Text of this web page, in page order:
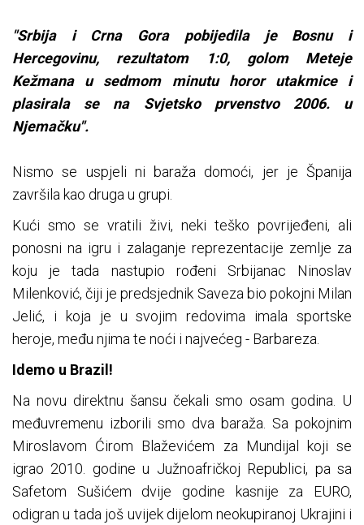
"Srbija i Crna Gora pobijedila je Bosnu i
Hercegovinu, rezultatom 1:0, golom Meteje
Kežmana u sedmom minutu horor utakmice i
plasirala se na Svjetsko prvenstvo 2006. u
Njemačku".
Nismo se uspjeli ni baraža domoći, jer je Španija
završila kao druga u grupi.
Kući smo se vratili živi, neki teško povrijeđeni, ali
ponosni na igru i zalaganje reprezentacije zemlje za
koju je tada nastupio rođeni Srbijanac Ninoslav
Milenković, čiji je predsjednik Saveza bio pokojni Milan
Jelić, i koja je u svojim redovima imala sportske
heroje, među njima te noći i najvećeg - Barbareza.
Idemo u Brazil!
Na novu direktnu šansu čekali smo osam godina. U
međuvremenu izborili smo dva baraža. Sa pokojnim
Miroslavom Ćirom Blaževićem za Mundijal koji se
igrao 2010. godine u Južnoafričkoj Republici, pa sa
Safetom Sušićem dvije godine kasnije za EURO,
odigran u tada još uvijek dijelom neokupiranoj Ukrajini i